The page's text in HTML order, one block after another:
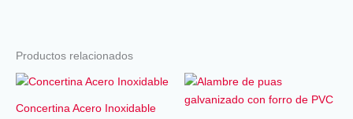
Productos relacionados
Concertina Acero Inoxidable
Este
producto